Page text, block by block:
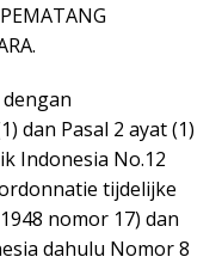
dengan
dan Pasal 2 ayat (1)
Indonesia No.12
tijdelijke
nomor 17) dan
dahulu Nomor 8